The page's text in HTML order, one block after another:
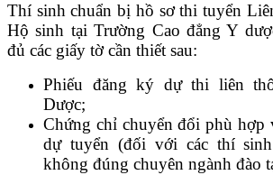
Thí sinh chuẩn bị hồ sơ thi tuyển
Hộ sinh tại Trường Cao đẳng Y
đủ các giấy tờ cần thiết sau:
Phiếu đăng ký dự thi liên
Dược;
Chứng chỉ chuyển đổi phù hợp
dự tuyển (đối với các thí
không đúng chuyên ngành đào